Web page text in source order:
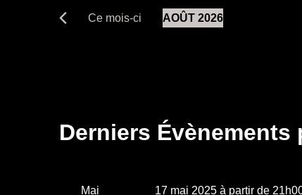
de
Évènements
Ce mois-ci
AOÛT 2026
Derniers Évènements
Mai
17 mai 2025 à partir de